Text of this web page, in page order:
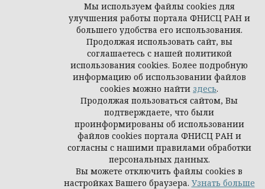
Политика конфиденциальности персональных
© Социологическая наука и социальная практика,
Мы используем файлы cookies для
улучшения работы портала ФНИСЦ РАН и
большего удобства его использования.
Продолжая использовать сайт, вы
соглашаетесь с нашей политикой
использования cookies. Более подробную
информацию об использовании файлов
cookies можно найти здесь.
Продолжая пользоваться сайтом, Вы
подтверждаете, что были
проинформированы об использовании
файлов cookies портала ФНИСЦ РАН и
согласны с нашими правилами обработки
персональных данных.
Вы можете отключить файлы cookies в
настройках Вашего браузера. Узнать больше